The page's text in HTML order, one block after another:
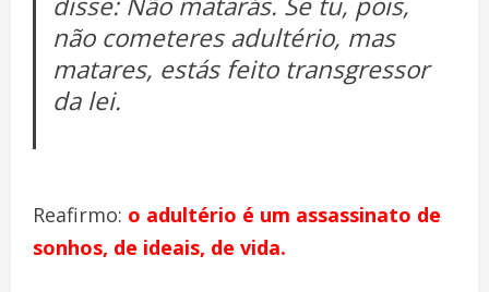
não cometeres adultério, mas
matares, estás feito transgressor
da lei.
Reafirmo: o adultério é um assassinato de
sonhos, de ideais, de vida.